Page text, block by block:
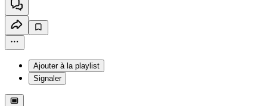
Ajouter à la playlist
Signaler